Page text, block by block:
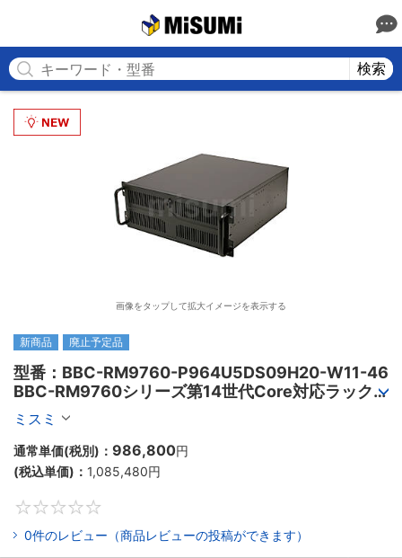
検索
画像をタップして拡大イメージを表示する
新商品 廃止予定品
型番：BBC-RM9760-P964U5DS09H20-W11-46
BBC-RM9760シリーズ第14世代Core対応ラック
マウント3PCIe
ミスミ
通常単価(税別)： 986,800円
(税込単価)： 1,085,480円
0件のレビュー（商品レビューの投稿ができます）